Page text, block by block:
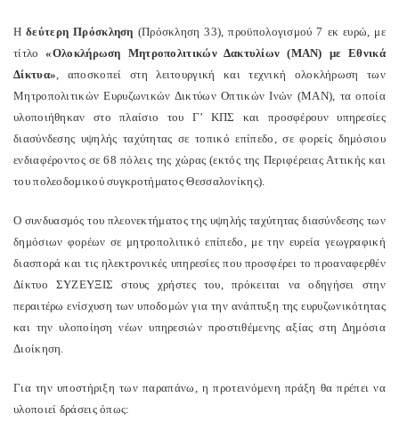
Ηδεύτερη Πρόσκληση (Πρόσκληση 33), προϋπολογισμού 7 εκ ευρώ, με
τίτλο«Ολοκλήρωση Μητροπολιτικών Δακτυλίων (ΜΑΝ) με Εθνικά
Δίκτυα» , αποσκοπεί στη λειτουργική και τεχνική ολοκλήρωση των
Μητροπολιτικών Ευρυζωνικών Δικτύων Οπτικών Ινών (ΜΑΝ), τα οποία
υλοποιήθηκαν στο πλαίσιο του Γ’ ΚΠΣ και προσφέρουν υπηρεσίες
διασύνδεσης υψηλής ταχύτητας σε τοπικό επίπεδο, σε φορείς δημόσιου
ενδιαφέροντος σε 68 πόλεις της χώρας (εκτός της Περιφέρειας Αττικής και
του πολεοδομικού συγκροτήματος Θεσσαλονίκης).
Ο συνδυασμός του πλεονεκτήματος της υψηλής ταχύτητας διασύνδεσης των
δημόσιων φορέων σε μητροπολιτικό επίπεδο, με την ευρεία γεωγραφική
διασπορά και τις ηλεκτρονικές υπηρεσίες που προσφέρει το προαναφερθέν
Δίκτυο ΣΥΖΕΥΞΙΣ στους χρήστες του, πρόκειται να οδηγήσει στην
περαιτέρω ενίσχυση των υποδομών για την ανάπτυξη της ευρυζωνικότητας
και την υλοποίηση νέων υπηρεσιών προστιθέμενης αξίας στη Δημόσια
Διοίκηση.
Για την υποστήριξη των παραπάνω, η προτεινόμενη πράξη θα πρέπει να
υλοποιεί δράσεις όπως: